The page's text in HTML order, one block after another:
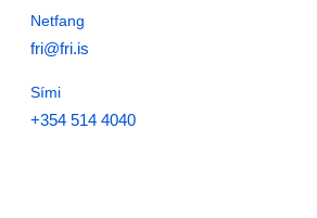
Netfang
fri@fri.is
Sími
+354 514 4040